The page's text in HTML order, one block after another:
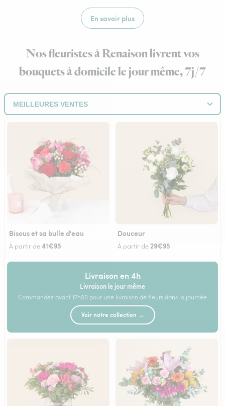
En savoir plus
Nos fleuristes à Renaison livrent vos
bouquets à domicile le jour même, 7j/7
Bisous et sa bulle d'eau
À partir de41€95
Douceur
À partir de 29€95
Livraison en 4h
Livraison le jour même
Commandez avant 17h00 pour une livraison de fleurs dans la journée
Voir notre collection →